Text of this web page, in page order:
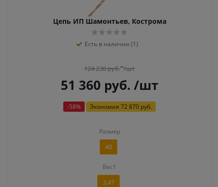
Цепь ИП Шамонтьев, Кострома
Есть в наличии (1)
124 230руб. /шт
51 360 руб. /шт
-58% Экономия 72 870 руб.
Размер
40
Вес1
3,47